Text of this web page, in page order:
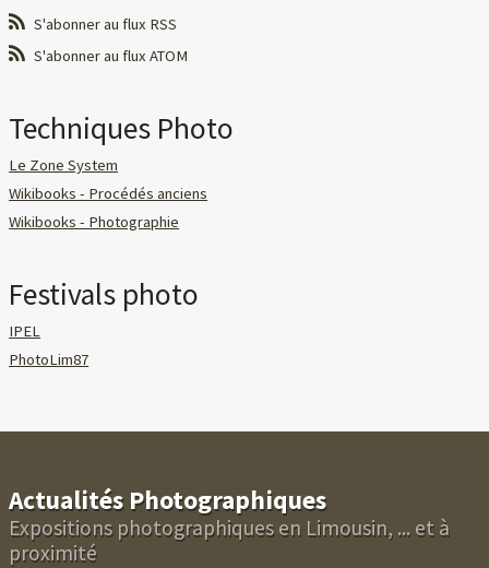
S'abonner au flux RSS
S'abonner au flux ATOM
Techniques Photo
Le Zone System
Wikibooks - Procédés anciens
Wikibooks - Photographie
Festivals photo
IPEL
PhotoLim87
Actualités Photographiques
Expositions photographiques en Limousin, ... et à
proximité